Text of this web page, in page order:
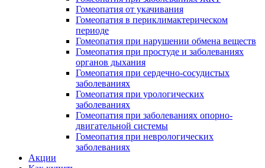
Гомеопатия от укачивания
Гомеопатия в периклимактерическом
периоде
Гомеопатия при нарушении обмена веществ
Гомеопатия при простуде и заболеваниях
органов дыхания
Гомеопатия при сердечно-сосудистых
заболеваниях
Гомеопатия при урологических
заболеваниях
Гомеопатия при заболеваниях опорно-
двигательной системы
Гомеопатия при неврологических
заболеваниях
Акции